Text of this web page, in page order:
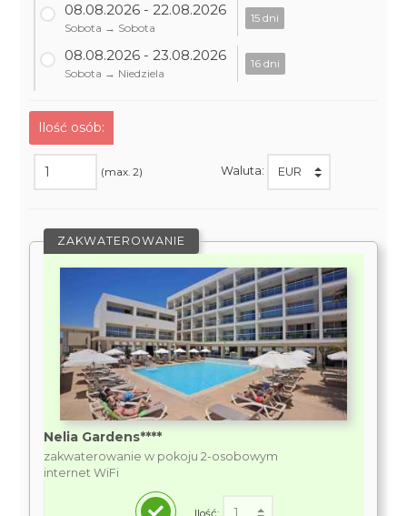
08.08.2026 - 22.08.2026
Sobota → Sobota
15 dni
08.08.2026 - 23.08.2026
Sobota → Niedziela
16 dni
Ilość osób:
(max. 2) Waluta:
ZAKWATEROWANIE
Nelia Gardens****
zakwaterowanie w pokoju 2-osobowym
internet WiFi
Ilość: